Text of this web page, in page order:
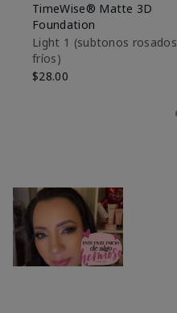
TimeWise® Matte 3D
Foundation
Light 1​ (subtonos rosados
fríos)
$28.00